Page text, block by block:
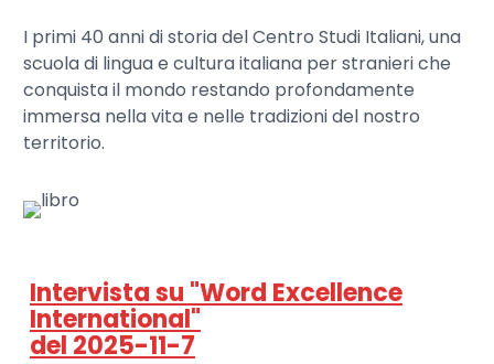
I primi 40 anni di storia del Centro Studi Italiani, una
scuola di lingua e cultura italiana per stranieri che
conquista il mondo restando profondamente
immersa nella vita e nelle tradizioni del nostro
territorio.
Intervista su "Word Excellence
International"
del 2025-11-7